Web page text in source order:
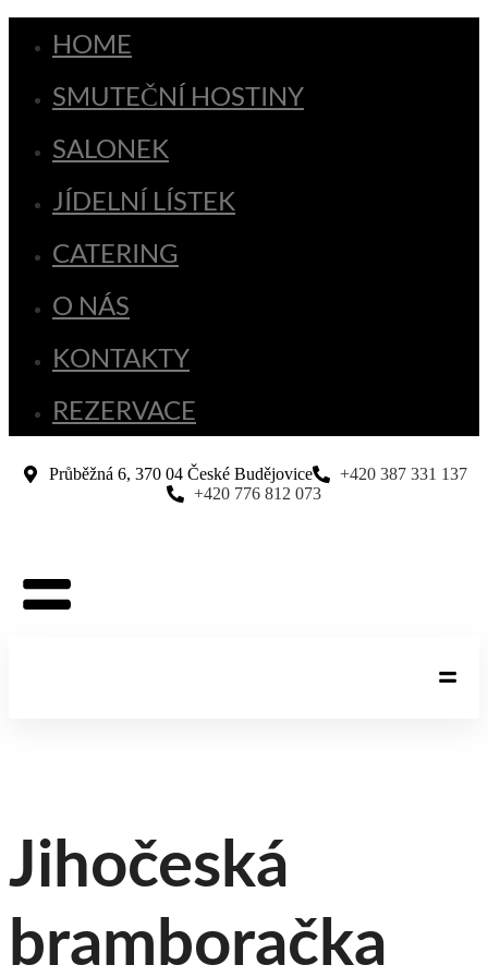
HOME
SMUTEČNÍ HOSTINY
SALONEK
JÍDELNÍ LÍSTEK
CATERING
O NÁS
KONTAKTY
REZERVACE
Průběžná 6, 370 04 České Budějovice
+420 387 331 137
+420 776 812 073
Jihočeská
bramboračka